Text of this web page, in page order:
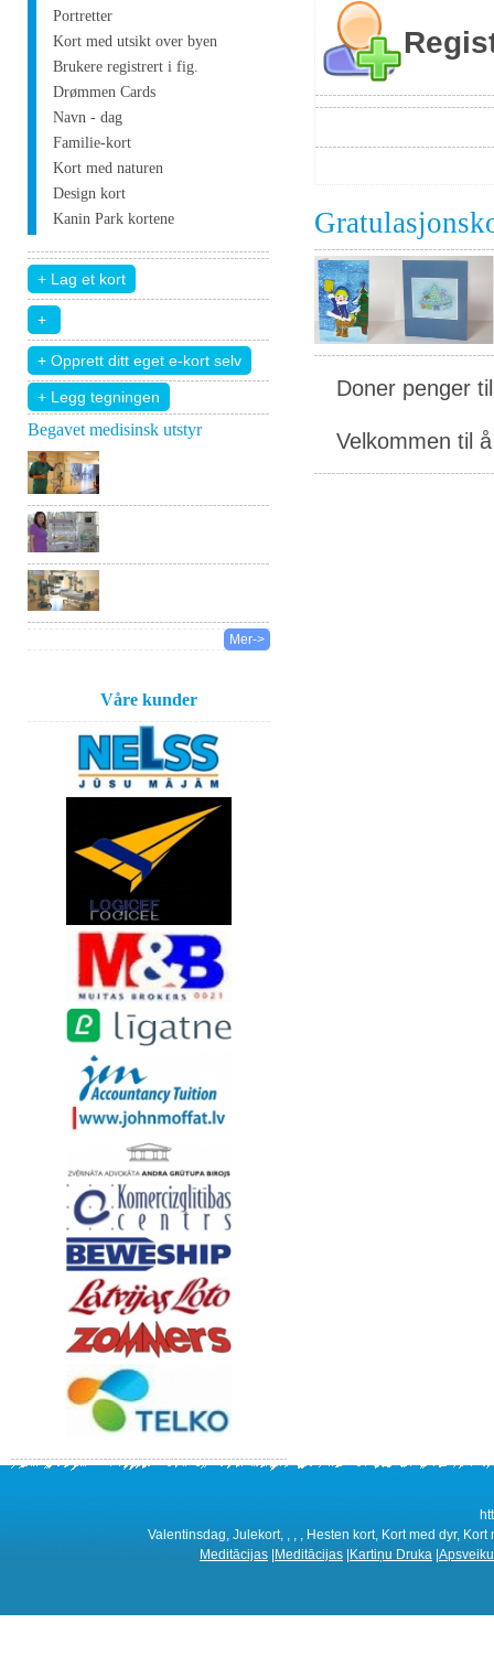
Portretter
Kort med utsikt over byen
Brukere registrert i fig.
Drømmen Cards
Navn - dag
Familie-kort
Kort med naturen
Design kort
Kanin Park kortene
+ Legg tegningen
Begavet medisinsk utstyr
Mer->
Våre kunder
Doner penger
Velkommen til
Valentinsdag, Julekort, , , , Hesten kort, Kort med dyr,
Meditācijas |Meditācijas |Kartiņu Druka |